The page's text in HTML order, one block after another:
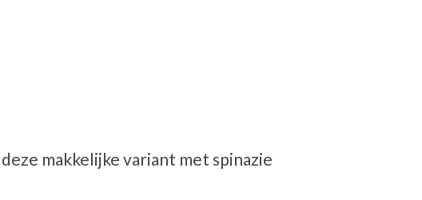
makkelijke variant met spinazie